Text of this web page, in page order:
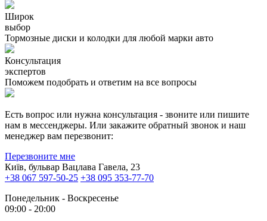
Широк
выбор
Тормозные диски и колодки для любой марки авто
Консультация
экспертов
Поможем подобрать и ответим на все вопросы
Есть вопрос или нужна консультация - звоните или пишите
нам в мессенджеры. Или закажите обратный звонок и наш
менеджер вам перезвонит:
Перезвоните мне
Київ, бульвар Вацлава Гавела, 23
+38 067 597-50-25 +38 095 353-77-70
Понедельник - Воскресенье
09:00 - 20:00